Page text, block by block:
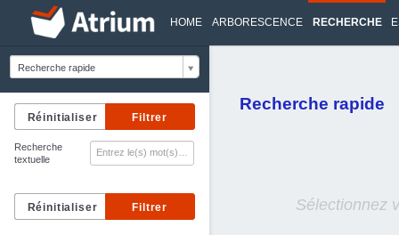
HOME ARBORESCENCE RECHERCHE
Recherche rapide
Recherche
textuelle
Recherche rapide
Sélectionnez